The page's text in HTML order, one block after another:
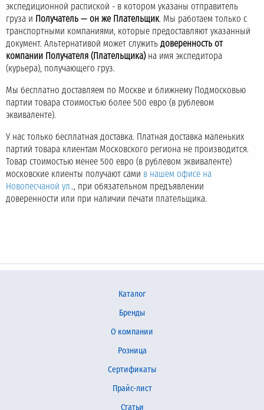
экспедиционной распиской - в котором указаны отправитель
груза и Получатель — он же Плательщик. Мы работаем только с
транспортными компаниями, которые предоставляют указанный
документ. Альтернативой может служить доверенность от
компании Получателя (Плательщика)на имя экспедитора
(курьера), получающего груз.
Мы бесплатно доставляем по Москве и ближнему Подмосковью
партии товара стоимостью более 500 евро (в рублевом
эквиваленте).
У нас только бесплатная доставка. Платная доставка маленьких
партий товара клиентам Московского региона не производится.
Товар стоимостью менее 500 евро (в рублевом эквиваленте)
московские клиенты получают сами в нашем офисе на
Новопесчаной ул.., при обязательном предъявлении
доверенности или при наличии печати плательщика.
Каталог
Бренды
О компании
Розница
Сертификаты
Прайс-лист
Статьи